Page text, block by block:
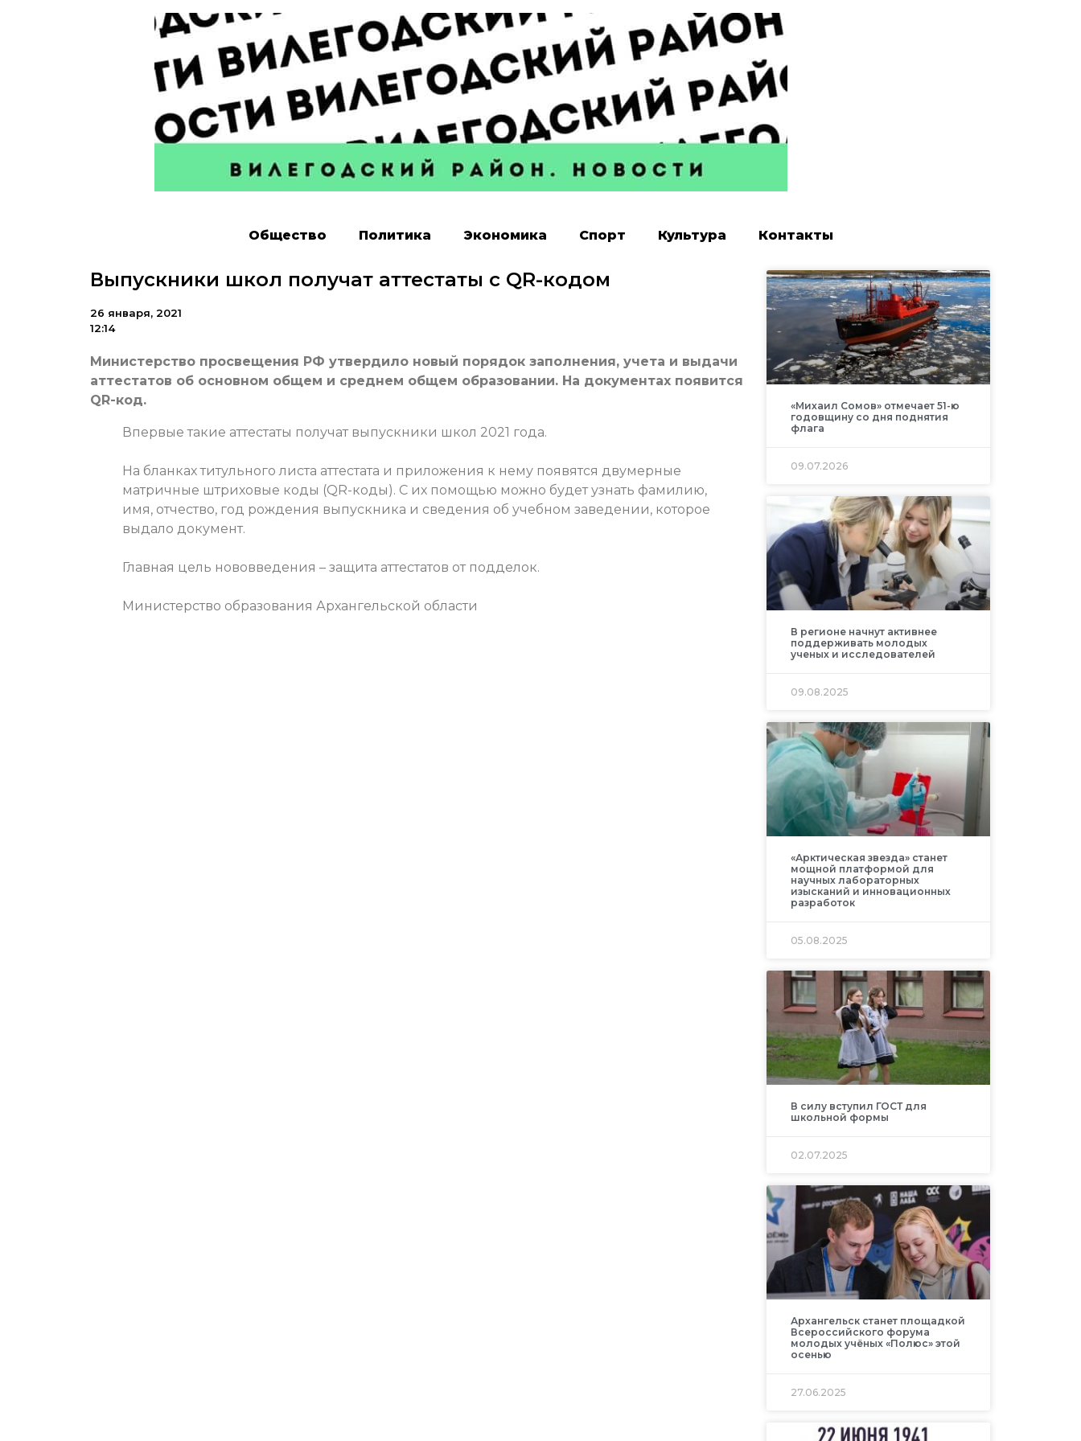
Общество Политика Экономика Спорт Культура Контакты
Выпускники школ получат аттестаты с QR-кодом
26 января, 2021
12:14
Министерство просвещения РФ утвердило новый порядок заполнения, учета и выдачи
аттестатов об основном общем и среднем общем образовании. На документах появится
QR-код.
Впервые такие аттестаты получат выпускники школ 2021 года.
На бланках титульного листа аттестата и приложения к нему появятся двумерные
матричные штриховые коды (QR-коды). С их помощью можно будет узнать фамилию,
имя, отчество, год рождения выпускника и сведения об учебном заведении, которое
выдало документ.
Главная цель нововведения – защита аттестатов от подделок.
Министерство образования Архангельской области
«Михаил Сомов» отмечает 51-ю
годовщину со дня поднятия
флага
09.07.2026
В регионе начнут активнее
поддерживать молодых
ученых и исследователей
09.08.2025
«Арктическая звезда» станет
мощной платформой для
научных лабораторных
изысканий и инновационных
разработок
05.08.2025
В силу вступил ГОСТ для
школьной формы
02.07.2025
Архангельск станет площадкой
Всероссийского форума
молодых учёных «Полюс» этой
осенью
27.06.2025